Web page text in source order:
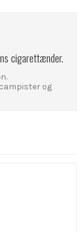
cigarettænder.
og